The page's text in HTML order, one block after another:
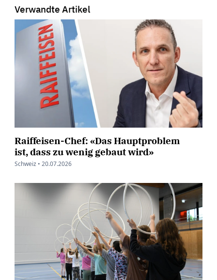
Verwandte Artikel
Raiffeisen-Chef: «Das Hauptproblem
ist, dass zu wenig gebaut wird»
Schweiz • 20.07.2026